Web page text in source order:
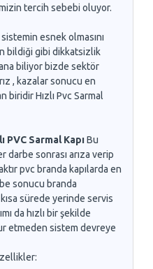
tercih sebebi oluyor.
esnek olmasını
bildiği gibi dikkatsizlik
biliyor bizde sektör
, kazalar sonucu en
biridir Hızlı Pvc Sarmal
PVC Sarmal KapıBu
darbe sonrası arıza verip
pvc branda kapılarda en
sonucu branda
kısa sürede yerinde servis
da hızlı bir şekilde
etmeden sistem devreye